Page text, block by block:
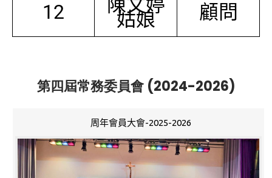
12 陳文婷
姑娘 顧問
第四屆常務委員會 (2024-2026)
周年會員大會-2025-2026